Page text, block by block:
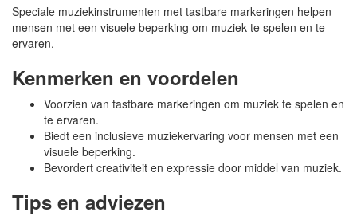
Speciale muziekinstrumenten met tastbare markeringen helpen
mensen met een visuele beperking om muziek te spelen en te
ervaren.
Kenmerken en voordelen
Voorzien van tastbare markeringen om muziek te spelen en
te ervaren.
Biedt een inclusieve muziekervaring voor mensen met een
visuele beperking.
Bevordert creativiteit en expressie door middel van muziek.
Tips en adviezen